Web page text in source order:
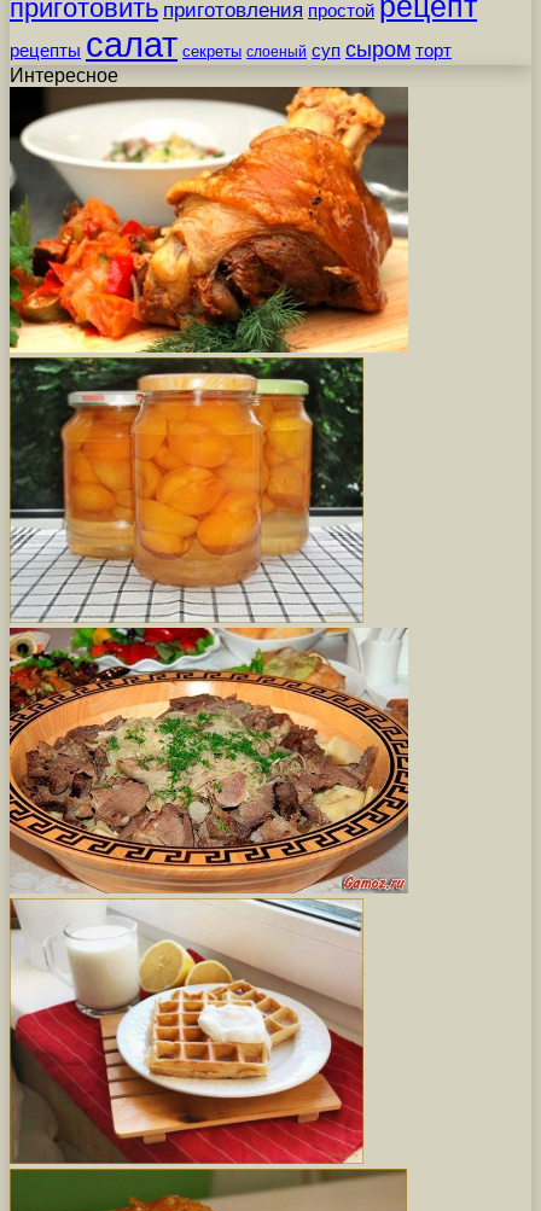
приготовить приготовления простой рецепт
рецепты салат секреты слоеный суп сыром торт
Интересное